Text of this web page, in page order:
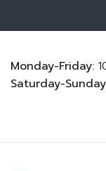
Monday-Friday:
Saturday-